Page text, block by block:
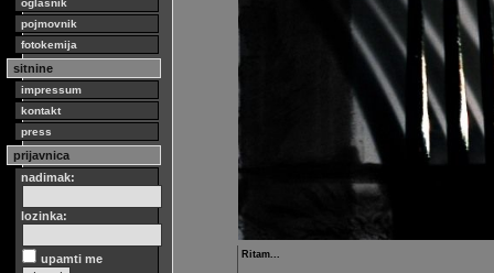
oglasnik
pojmovnik
fotokemija
sitnine
impressum
kontakt
press
prijavnica
nadimak:
lozinka:
upamti me Ritam...